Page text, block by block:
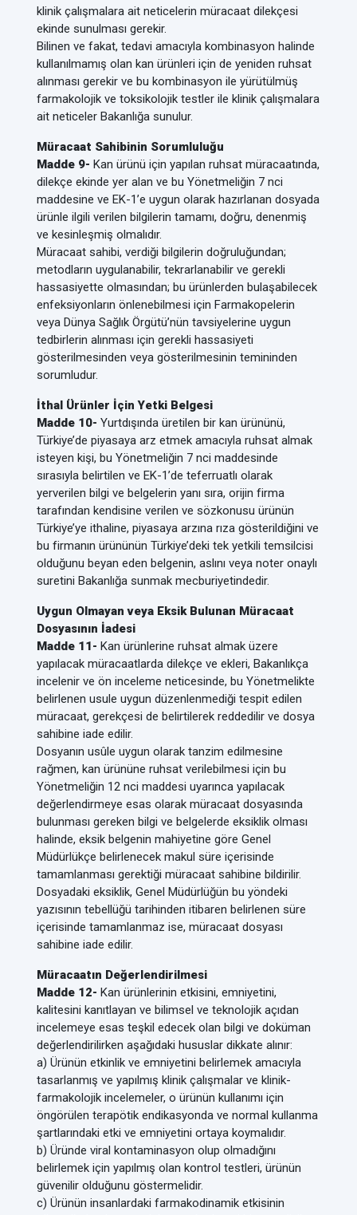
klinik çalışmalara ait neticelerin müracaat dilekçesi
ekinde sunulması gerekir.
Bilinen ve fakat, tedavi amacıyla kombinasyon halinde
kullanılmamış olan kan ürünleri için de yeniden ruhsat
alınması gerekir ve bu kombinasyon ile yürütülmüş
farmakolojik ve toksikolojik testler ile klinik çalışmalara
ait neticeler Bakanlığa sunulur.
Müracaat Sahibinin Sorumluluğu
Madde 9- Kan ürünü için yapılan ruhsat müracaatında,
dilekçe ekinde yer alan ve bu Yönetmeliğin 7 nci
maddesine ve EK-1’e uygun olarak hazırlanan dosyada
ürünle ilgili verilen bilgilerin tamamı, doğru, denenmiş
ve kesinleşmiş olmalıdır.
Müracaat sahibi, verdiği bilgilerin doğruluğundan;
metodların uygulanabilir, tekrarlanabilir ve gerekli
hassasiyette olmasından; bu ürünlerden bulaşabilecek
enfeksiyonların önlenebilmesi için Farmakopelerin
veya Dünya Sağlık Örgütü’nün tavsiyelerine uygun
tedbirlerin alınması için gerekli hassasiyeti
gösterilmesinden veya gösterilmesinin temininden
sorumludur.
İthal Ürünler İçin Yetki Belgesi
Madde 10- Yurtdışında üretilen bir kan ürününü,
Türkiye’de piyasaya arz etmek amacıyla ruhsat almak
isteyen kişi, bu Yönetmeliğin 7 nci maddesinde
sırasıyla belirtilen ve EK-1’de teferruatlı olarak
yerverilen bilgi ve belgelerin yanı sıra, orijin firma
tarafından kendisine verilen ve sözkonusu ürünün
Türkiye’ye ithaline, piyasaya arzına rıza gösterildiğini ve
bu firmanın ürününün Türkiye’deki tek yetkili temsilcisi
olduğunu beyan eden belgenin, aslını veya noter onaylı
suretini Bakanlığa sunmak mecburiyetindedir.
Uygun Olmayan veya Eksik Bulunan Müracaat
Dosyasının İadesi
Madde 11- Kan ürünlerine ruhsat almak üzere
yapılacak müracaatlarda dilekçe ve ekleri, Bakanlıkça
incelenir ve ön inceleme neticesinde, bu Yönetmelikte
belirlenen usule uygun düzenlenmediği tespit edilen
müracaat, gerekçesi de belirtilerek reddedilir ve dosya
sahibine iade edilir.
Dosyanın usûle uygun olarak tanzim edilmesine
rağmen, kan ürününe ruhsat verilebilmesi için bu
Yönetmeliğin 12 nci maddesi uyarınca yapılacak
değerlendirmeye esas olarak müracaat dosyasında
bulunması gereken bilgi ve belgelerde eksiklik olması
halinde, eksik belgenin mahiyetine göre Genel
Müdürlükçe belirlenecek makul süre içerisinde
tamamlanması gerektiği müracaat sahibine bildirilir.
Dosyadaki eksiklik, Genel Müdürlüğün bu yöndeki
yazısının tebellüğü tarihinden itibaren belirlenen süre
içerisinde tamamlanmaz ise, müracaat dosyası
sahibine iade edilir.
Müracaatın Değerlendirilmesi
Madde 12- Kan ürünlerinin etkisini, emniyetini,
kalitesini kanıtlayan ve bilimsel ve teknolojik açıdan
incelemeye esas teşkil edecek olan bilgi ve doküman
değerlendirilirken aşağıdaki hususlar dikkate alınır:
a) Ürünün etkinlik ve emniyetini belirlemek amacıyla
tasarlanmış ve yapılmış klinik çalışmalar ve klinik-
farmakolojik incelemeler, o ürünün kullanımı için
öngörülen terapötik endikasyonda ve normal kullanma
şartlarındaki etki ve emniyetini ortaya koymalıdır.
b) Üründe viral kontaminasyon olup olmadığını
belirlemek için yapılmış olan kontrol testleri, ürünün
güvenilir olduğunu göstermelidir.
c) Ürünün insanlardaki farmakodinamik etkisinin